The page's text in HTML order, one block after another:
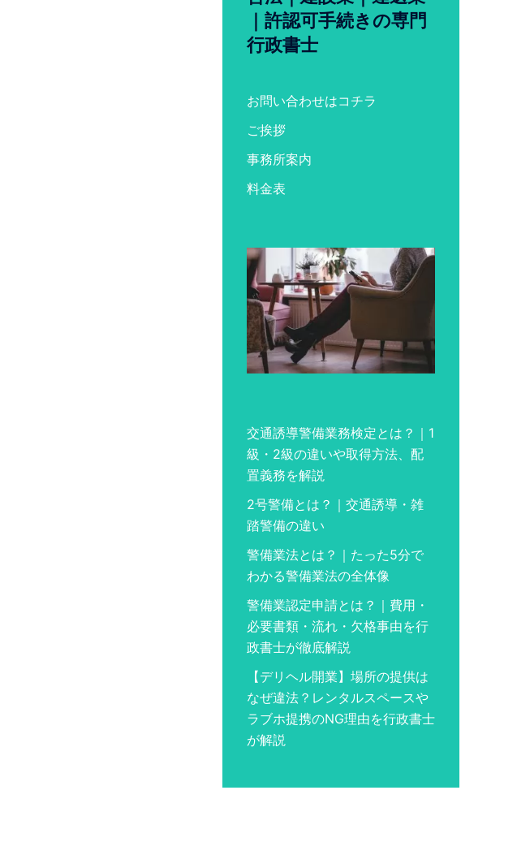
｜許認可手続きの専門
行政書士
お問い合わせはコチラ
ご挨拶
事務所案内
料金表
交通誘導警備業務検定とは？｜1
級・2級の違いや取得方法、配
置義務を解説
2号警備とは？｜交通誘導・雑
踏警備の違い
警備業法とは？｜たった5分で
わかる警備業法の全体像
警備業認定申請とは？｜費用・
必要書類・流れ・欠格事由を行
政書士が徹底解説
【デリヘル開業】場所の提供は
なぜ違法？レンタルスペースや
ラブホ提携のNG理由を行政書士
が解説